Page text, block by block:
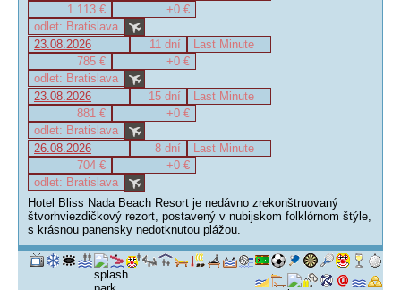
1 113 €
+0 €
odlet: Bratislava
23.08.2026
11 dní
Last Minute
785 €
+0 €
odlet: Bratislava
23.08.2026
15 dní
Last Minute
881 €
+0 €
odlet: Bratislava
26.08.2026
8 dní
Last Minute
704 €
+0 €
odlet: Bratislava
Hotel Bliss Nada Beach Resort je nedávno zrekonštruovaný
štvorhviezdičkový rezort, postavený v nubijskom folklórnom štýle,
s krásnou panensky nedotknutou plážou.